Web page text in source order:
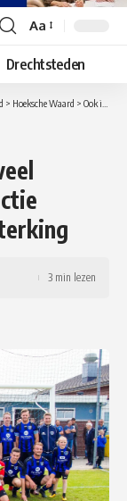
Lettergrootte
aanpassen
Aa
Drechtsteden
> Hoeksche Waard > Ook in Middelharnis is er veel respect voor Piershil, Selectie Piershil op zoek naar versterking
3 min lezen